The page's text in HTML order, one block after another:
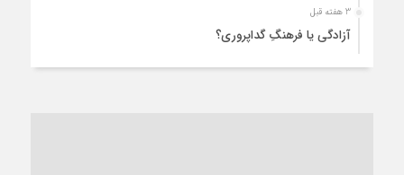
3 هفته قبل
آزادگی یا فرهنگِ گداپروری؟